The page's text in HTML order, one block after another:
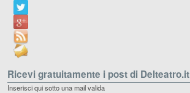
Ricevi gratuitamente i post di Delteatro.it
Inserisci qui sotto una mail valida